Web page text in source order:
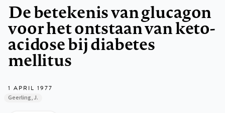
De betekenis van glucagon
voor het ontstaan van keto-
acidose bij diabetes
mellitus
1 APRIL 1977
Geerling, J.